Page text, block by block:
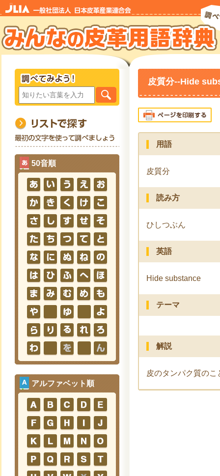
50音順
アルファベット順
皮質分--Hide
用語
皮質分
読み方
ひしつぶん
英語
Hide substance
テーマ
解説
皮のタンパク質の